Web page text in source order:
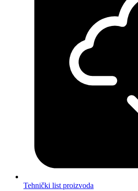
Tehnički list proizvoda